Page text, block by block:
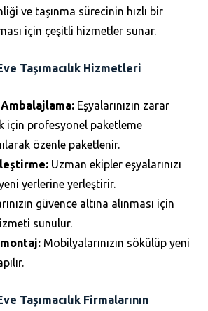
ve taşınma sürecinin hızlı bir
için çeşitli hizmetler sunar.
Taşımacılık Hizmetleri
Eşyalarınızın zarar
için profesyonel paketleme
özenle paketlenir.
Uzman ekipler eşyalarınızı
yerlerine yerleştirir.
güvence altına alınması için
sunulur.
Mobilyalarınızın sökülüp yeni
Taşımacılık Firmalarının